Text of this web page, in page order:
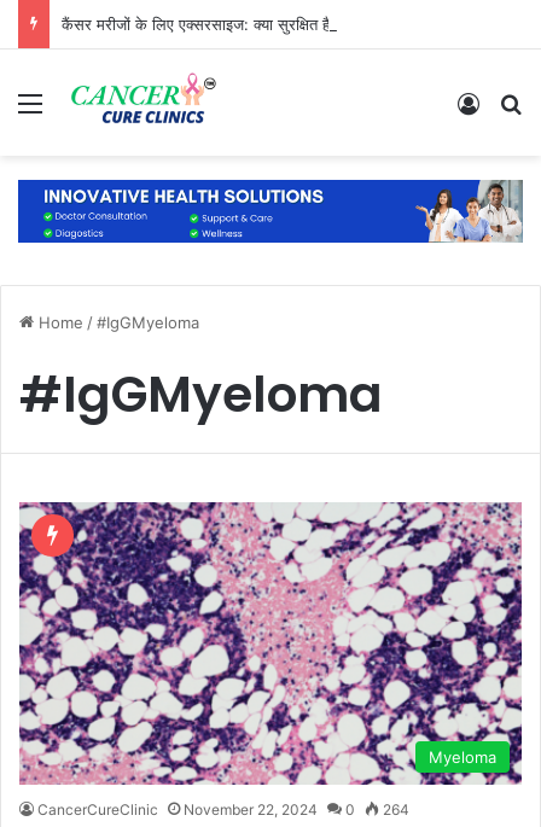
कैंसर मरीजों के लिए एक्सरसाइज: क्या सुरक्षित है और क्या नहीं?
Menu Log In
Home /#IgGMyeloma
#IgGMyeloma
Myeloma
CancerCureClinic November 22, 2024 0 264